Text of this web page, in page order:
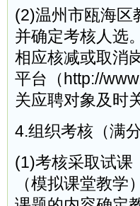
(2)温州市瓯海区
并确定考核人选
相应核减或取消
平台（http://
关应聘对象及时
4.组织考核（满
(1)考核采取试课
（模拟课堂教